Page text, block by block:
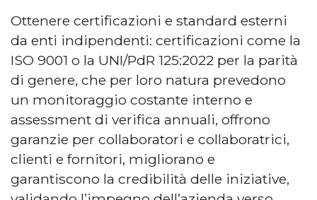
Ottenere certificazioni e standard esterni
da enti indipendenti: certificazioni come la
ISO 9001 o la UNI/PdR 125:2022 per la parità
di genere, che per loro natura prevedono
un monitoraggio costante interno e
assessment di verifica annuali, offrono
garanzie per collaboratori e collaboratrici,
clienti e fornitori, migliorano e
garantiscono la credibilità delle iniziative,